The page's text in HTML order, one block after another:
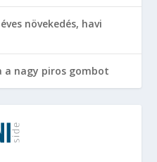
növekedés, havi
a nagy piros gombot